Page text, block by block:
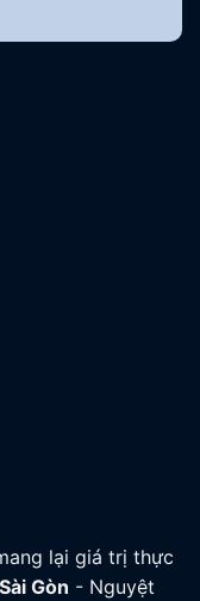
lại giá trị thực
Sài Gòn - Nguyệt